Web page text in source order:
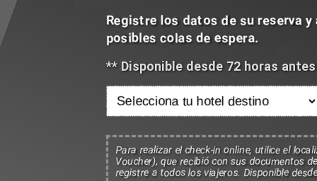
Registre los datos de su reserva
posibles colas de espera.
** Disponible desde 72 horas
Para realizar el check-in online, utilice el
Voucher), que recibió con sus documentos
registre a todos los viajeros. Disponible